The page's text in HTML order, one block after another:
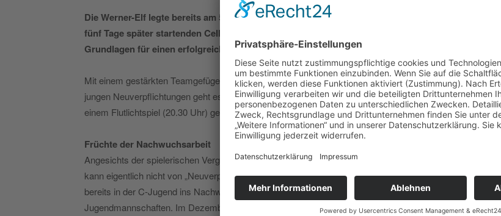
Die Werner-Elf legte bereits am 5. Januar mit dem ersten Training auf heimischem Grün und dem
fünf Tage später startenden Cellagon-Trainigscamp an der spanischen Mittelmeerküste die
Grundlagen für einen erfolgreichen Rückrundenstart.
Mit einem gestärkten Teamgefüge, ins Blut übergegangenen Taktiken und Spielzügen sowie mit zwei
jungen Neuverpflichtungen geht es am 29. Januar für die Mannschaft rund um Kapitän Hauke Wahl mit
einem Flutlichtspiel (20.30 Uhr) gegen den SV Darmstadt in die Rückrunde.
Früchte der Nachwuchsarbeit
Angesichts der spielerischen Vergangenheit von Fabian Reese (22 Jahre) und Jonas Sterner (17 Jahre)
kann eigentlich nicht von „Neuverpflichtungen“ gesprochen werden. Denn Mittelfeldspieler Sterner kam
bereits in der C-Jugend ins Nachwuchsleistungszentrum der KSV und durchlief seitdem alle
Jugendmannschaften. Im Dezember unterschrieb er einen Profivertrag und reiste mit nach Oliva Nova ins